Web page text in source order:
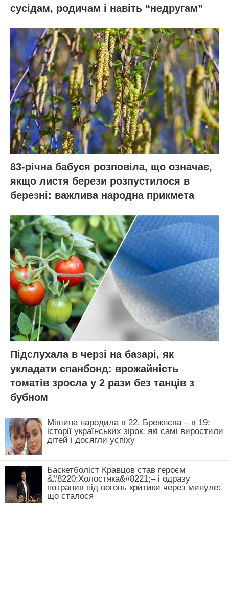
сусідам, родичам і навіть “недругам”
83-річна бабуся розповіла, що означає,
якщо листя берези розпустилося в
березні: важлива народна прикмета
Підслухала в черзі на базарі, як
укладати спанбонд: врожайність
томатів зросла у 2 рази без танців з
бубном
Мішина народила в 22, Брежнєва – в 19:
історії українських зірок, які самі виростили
дітей і досягли успіху
Баскетболіст Кравцов став героєм
&#8220;Холостяка&#8221;– і одразу
потрапив під вогонь критики через минуле:
що сталося